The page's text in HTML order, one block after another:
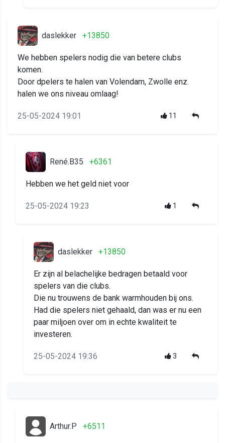
daslekker +13850
We hebben spelers nodig die van betere clubs
komen.
Door dpelers te halen van Volendam, Zwolle enz.
halen we ons niveau omlaag!
25-05-2024 19:01 11
René.B35 +6361
Hebben we het geld niet voor
25-05-2024 19:23 1
daslekker +13850
Er zijn al belachelijke bedragen betaald voor
spelers van die clubs.
Die nu trouwens de bank warmhouden bij ons.
Had die spelers niet gehaald, dan was er nu een
paar miljoen over om in echte kwaliteit te
investeren.
25-05-2024 19:36 3
Arthur.P +6511